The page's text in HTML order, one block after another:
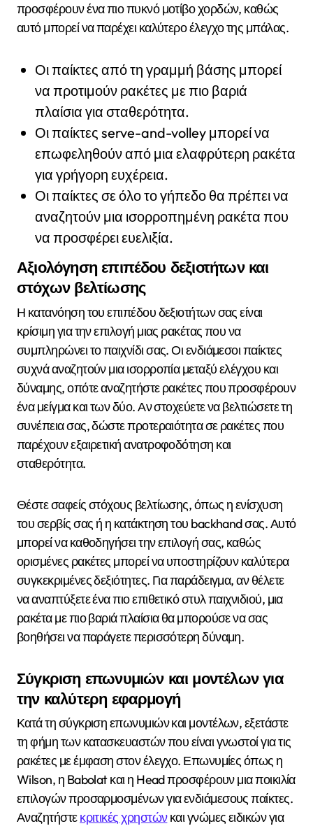
προσφέρουν ένα πιο πυκνό μοτίβο χορδών, καθώς
αυτό μπορεί να παρέχει καλύτερο έλεγχο της μπάλας.
Οι παίκτες από τη γραμμή βάσης μπορεί
να προτιμούν ρακέτες με πιο βαριά
πλαίσια για σταθερότητα.
Οι παίκτες serve-and-volley μπορεί να
επωφεληθούν από μια ελαφρύτερη ρακέτα
για γρήγορη ευχέρεια.
Οι παίκτες σε όλο το γήπεδο θα πρέπει να
αναζητούν μια ισορροπημένη ρακέτα που
να προσφέρει ευελιξία.
Αξιολόγηση επιπέδου δεξιοτήτων και
στόχων βελτίωσης
Η κατανόηση του επιπέδου δεξιοτήτων σας είναι
κρίσιμη για την επιλογή μιας ρακέτας που να
συμπληρώνει το παιχνίδι σας. Οι ενδιάμεσοι παίκτες
συχνά αναζητούν μια ισορροπία μεταξύ ελέγχου και
δύναμης, οπότε αναζητήστε ρακέτες που προσφέρουν
ένα μείγμα και των δύο. Αν στοχεύετε να βελτιώσετε τη
συνέπεια σας, δώστε προτεραιότητα σε ρακέτες που
παρέχουν εξαιρετική ανατροφοδότηση και
σταθερότητα.
Θέστε σαφείς στόχους βελτίωσης, όπως η ενίσχυση
του σερβίς σας ή η κατάκτηση του backhand σας. Αυτό
μπορεί να καθοδηγήσει την επιλογή σας, καθώς
ορισμένες ρακέτες μπορεί να υποστηρίζουν καλύτερα
συγκεκριμένες δεξιότητες. Για παράδειγμα, αν θέλετε
να αναπτύξετε ένα πιο επιθετικό στυλ παιχνιδιού, μια
ρακέτα με πιο βαριά πλαίσια θα μπορούσε να σας
βοηθήσει να παράγετε περισσότερη δύναμη.
Σύγκριση επωνυμιών και μοντέλων για
την καλύτερη εφαρμογή
Κατά τη σύγκριση επωνυμιών και μοντέλων, εξετάστε
τη φήμη των κατασκευαστών που είναι γνωστοί για τις
ρακέτες με έμφαση στον έλεγχο. Επωνυμίες όπως η
Wilson, η Babolat και η Head προσφέρουν μια ποικιλία
επιλογών προσαρμοσμένων για ενδιάμεσους παίκτες.
Αναζητήστεκριτικές χρηστώνκαι γνώμες ειδικών για